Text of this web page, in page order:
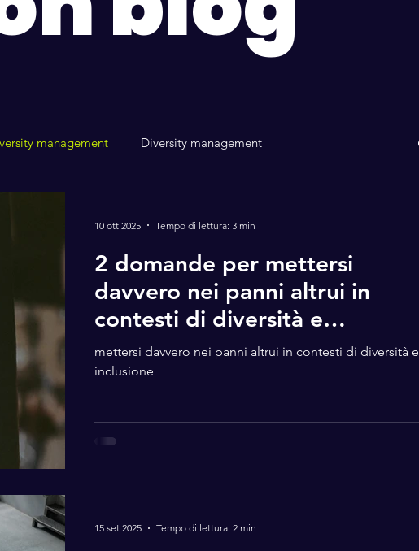
management Diversity management
2 domande per mettersi
davvero nei panni altrui in
contesti di diversità e
inclusione
mettersi davvero nei panni altrui in contesti di diversità e
inclusione
10 ott 2025 Tempo di lettura: 3 min
15 set 2025 Tempo di lettura: 2 min